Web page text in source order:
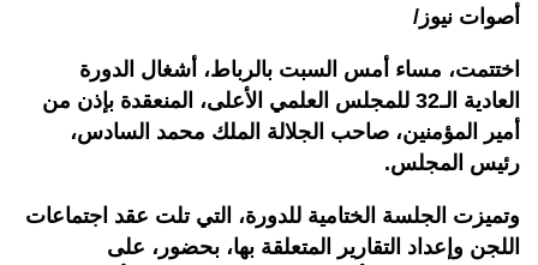
أصوات نيوز/
اختتمت، مساء أمس السبت بالرباط، أشغال الدورة
العادية الـ32 للمجلس العلمي الأعلى، المنعقدة بإذن من
أمير المؤمنين، صاحب الجلالة الملك محمد السادس،
رئيس المجلس.
وتميزت الجلسة الختامية للدورة، التي تلت عقد اجتماعات
اللجن وإعداد التقارير المتعلقة بها، بحضور، على